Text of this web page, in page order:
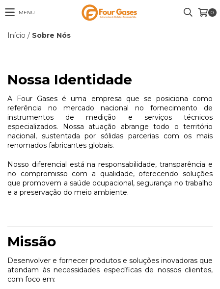
MENU 0
Início / Sobre Nós
Nossa Identidade
A Four Gases é uma empresa que se posiciona como
referência no mercado nacional no fornecimento de
instrumentos de medição e serviços técnicos
especializados. Nossa atuação abrange todo o território
nacional, sustentada por sólidas parcerias com os mais
renomados fabricantes globais.
Nosso diferencial está na responsabilidade, transparência e
no compromisso com a qualidade, oferecendo soluções
que promovem a saúde ocupacional, segurança no trabalho
e a preservação do meio ambiente.
Missão
Desenvolver e fornecer produtos e soluções inovadoras que
atendam às necessidades específicas de nossos clientes,
com foco em: